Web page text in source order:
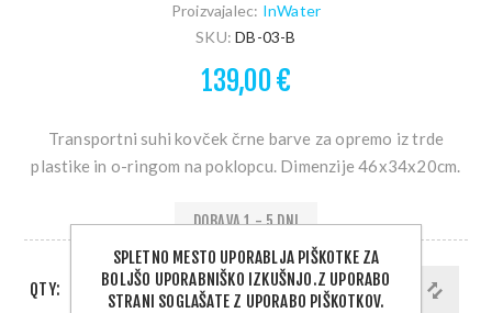
Proizvajalec: InWater
SKU: DB-03-B
139,00 €
Transportni suhi kovček črne barve za opremo iz trde
plastike in o-ringom na poklopcu. Dimenzije 46x34x20cm.
DOBAVA 1 - 5 DNI
QTY: DODAJ V KOŠARICO
SPLETNO MESTO UPORABLJA PIŠKOTKE ZA
BOLJŠO UPORABNIŠKO IZKUŠNJO.Z UPORABO
STRANI SOGLAŠATE Z UPORABO PIŠKOTKOV.